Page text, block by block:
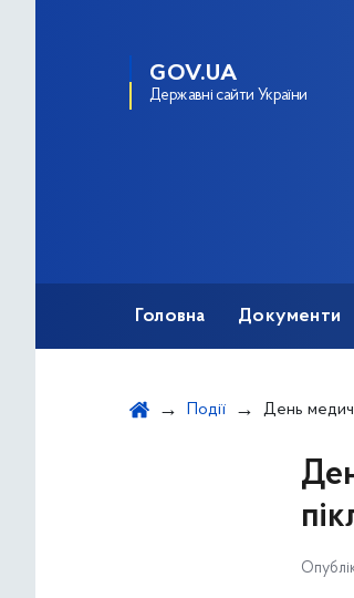
GOV.UA
Державні сайти України
Головна Документи
Події День медичної